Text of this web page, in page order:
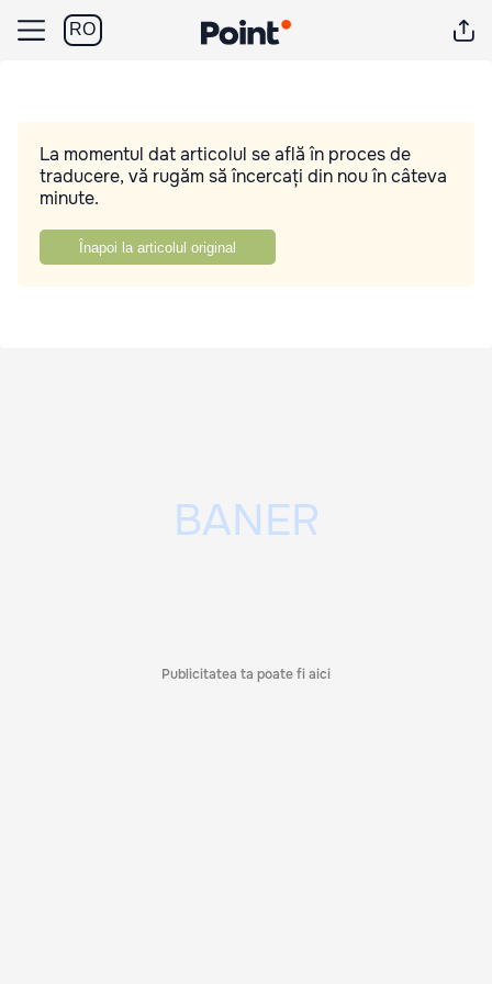
RO
La momentul dat articolul se află în proces de
traducere, vă rugăm să încercați din nou în câteva
minute.
Înapoi la articolul original
Publicitatea ta poate fi aici